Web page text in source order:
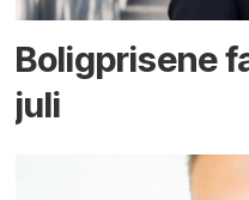
Boligprisene
juli